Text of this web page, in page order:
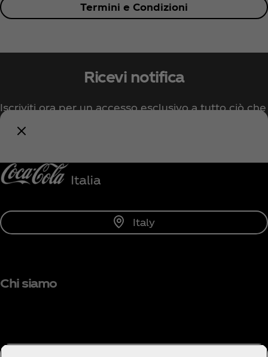
Termini e Condizioni
Ricevi notifica
Iscriviti ora per un accesso esclusivo a tutto ciò che
riguarda Coca‑Cola!
Italy
Chi siamo